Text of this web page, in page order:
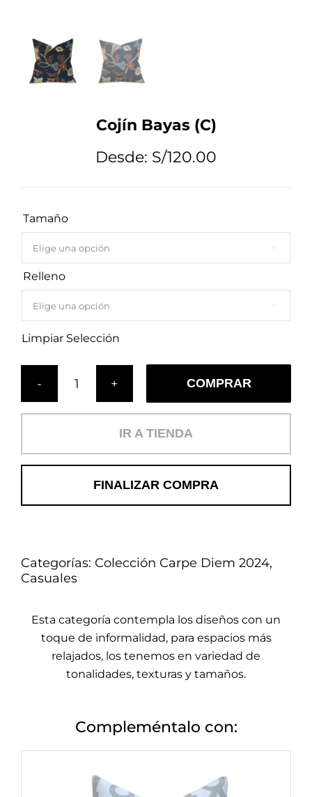
Mi Cuenta
Carrito
Cojín Bayas (C)
Desde: S/120.00
Tamaño

Relleno

Limpiar Selección
Cojín
COMPRAR
IR A TIENDA
FINALIZAR COMPRA
Categorías: Colección Carpe Diem 2024,
Casuales
Esta categoría contempla los diseños con un
toque de informalidad, para espacios más
relajados, los tenemos en variedad de
tonalidades, texturas y tamaños.
Compleméntalo con: